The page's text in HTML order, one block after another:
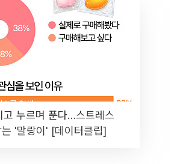
고 누르며 푼다…스트레스
는 '말랑이' [데이터클립]